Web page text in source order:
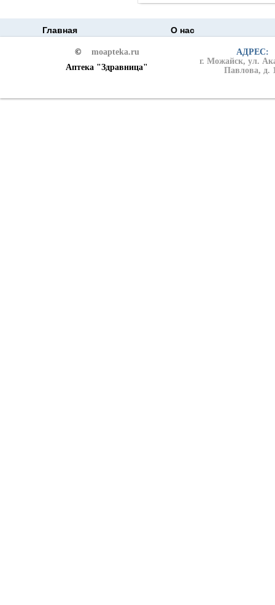
Главная О нас
©
moapteka.ru
Аптека "Здравница"
АДРЕС:
г. Можайск, ул.
Павлова, д.